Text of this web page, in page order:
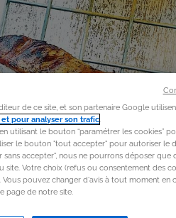
de ce site, et son partenaire Google
pour analyser son trafic.
utilisant le bouton “paramétrer les cookies”
le bouton "tout accepter" pour autoriser le
accepter", nous ne pourrons déposer que
Votre choix (refus ou consentement des
pouvez changer d'avis à tout moment en
page de notre site.